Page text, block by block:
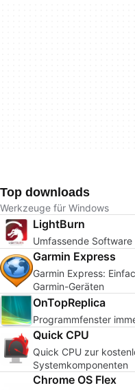
Top downloads
Werkzeuge für Windows
LightBurn
Umfassende
Garmin Express
Garmin Express:
Garmin-Geräten
OnTopReplica
Programmfenster
Quick CPU
Quick CPU zur
Systemkomponenten
Chrome OS Flex